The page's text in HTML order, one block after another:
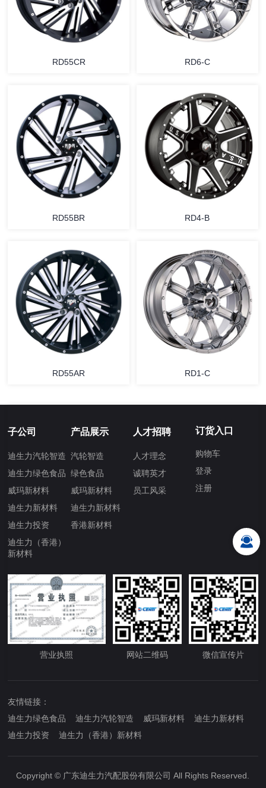
RD55CR RD6-C
RD55BR RD4-B
RD55AR RD1-C
子公司
迪生力汽轮智造
迪生力绿色食品
威玛新材料
迪生力新材料
迪生力投资
迪生力（香港）
新材料
产品展示
汽轮智造
绿色食品
威玛新材料
迪生力新材料
香港新材料
人才招聘
人才理念
诚聘英才
员工风采
订货入口
购物车
登录
注册
营业执照 网站二维码 微信宣传片
友情链接：
迪生力绿色食品
迪生力汽轮智造 威玛新材料
迪生力新材料
迪生力投资
迪生力（香港）新材料
Copyright © 广东迪生力汽配股份有限公司 All Rights Reserved.